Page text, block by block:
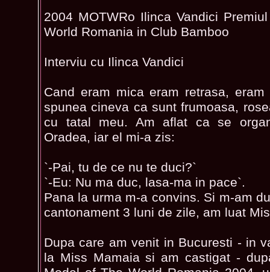
2004 MOTWRo Ilinca Vandici
World Romania in Club Bamboo
Interviu cu Ilinca Vandici
Cand eram mica eram retrasa,
spunea cineva ca sunt frumoasa,
cu tatal meu. Am aflat ca se
Oradea, iar el mi-a zis:
`-Pai, tu de ce nu te duci?`
`-Eu: Nu ma duc, lasa-ma in pace`.
Pana la urma m-a convins. Si m-am
cantonament 3 luni de zile, am luat
Dupa care am venit in Bucuresti - in
la Miss Mamaia si am castigat -